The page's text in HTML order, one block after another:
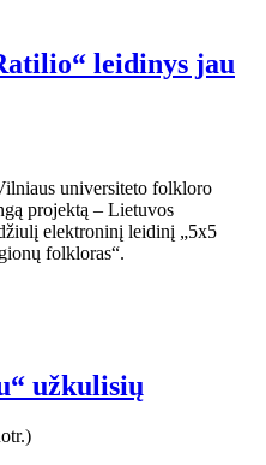
leidinys jau
universiteto folkloro
projektą – Lietuvos
elektroninį leidinį „5x5
folkloras“.
užkulisių